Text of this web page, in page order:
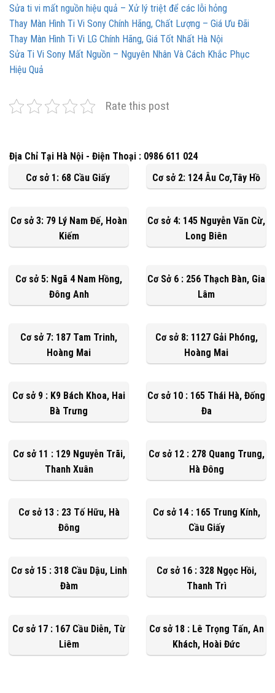
Sửa ti vi mất nguồn hiệu quả – Xử lý triệt để các lỗi hỏng
Thay Màn Hình Ti Vi Sony Chính Hãng, Chất Lượng – Giá Ưu Đãi
Thay Màn Hình Ti Vi LG Chính Hãng, Giá Tốt Nhất Hà Nội
Sửa Ti Vi Sony Mất Nguồn – Nguyên Nhân Và Cách Khắc Phục
Hiệu Quả
Rate this post
Địa Chỉ Tại Hà Nội - Điện Thoại : 0986 611 024
Cơ sở 1: 68 Cầu Giấy
Cơ sở 2: 124 Âu Cơ,Tây Hồ
Cơ sở 3: 79 Lý Nam Đế, Hoàn
Kiếm
Cơ sở 4: 145 Nguyễn Văn Cừ,
Long Biên
Cơ sở 5: Ngã 4 Nam Hồng,
Đông Anh
Cơ Sở 6 : 256 Thạch Bàn, Gia
Lâm
Cơ sở 7: 187 Tam Trinh,
Hoàng Mai
Cơ sở 8: 1127 Gải Phóng,
Hoàng Mai
Cơ sở 9 : K9 Bách Khoa, Hai
Bà Trưng
Cơ sở 10 : 165 Thái Hà, Đống
Đa
Cơ sở 11 : 129 Nguyễn Trãi,
Thanh Xuân
Cơ sở 12 : 278 Quang Trung,
Hà Đông
Cơ sở 13 : 23 Tố Hữu, Hà
Đông
Cơ sở 14 : 165 Trung Kính,
Cầu Giấy
Cơ sở 15 : 318 Cầu Dậu, Linh
Đàm
Cơ sở 16 : 328 Ngọc Hồi,
Thanh Trì
Cơ sở 17 : 167 Cầu Diễn, Từ
Liêm
Cơ sở 18 : Lê Trọng Tấn, An
Khách, Hoài Đức